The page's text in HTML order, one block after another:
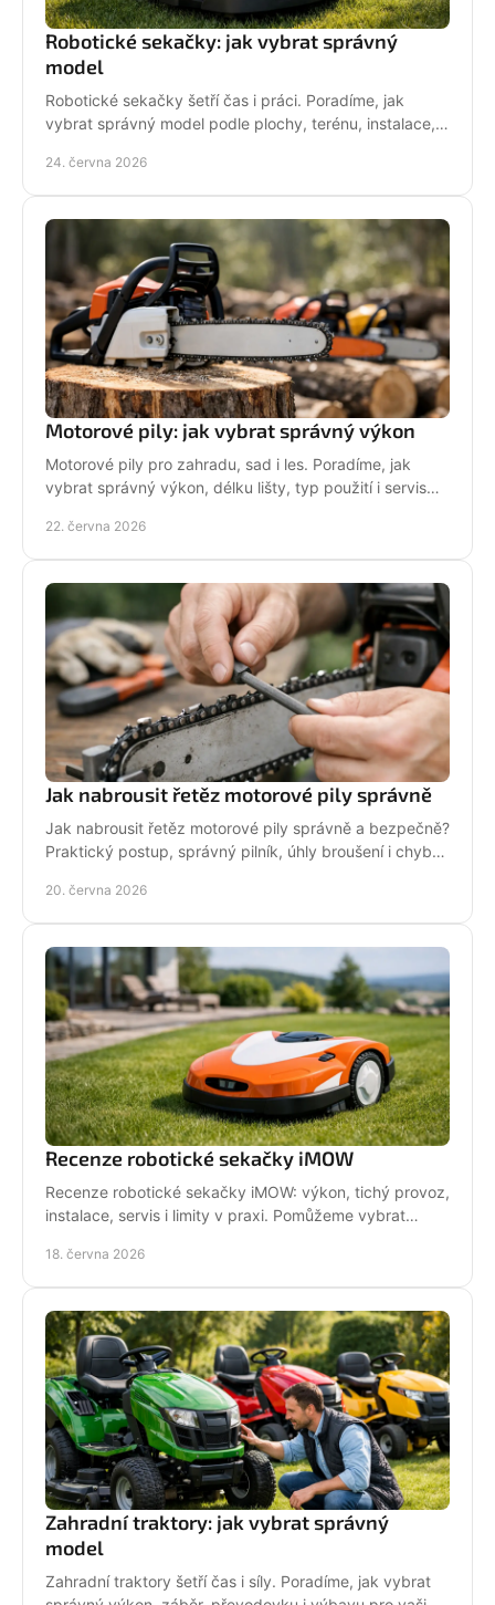
Robotické sekačky: jak vybrat správný
model
Robotické sekačky šetří čas i práci. Poradíme, jak
vybrat správný model podle plochy, terénu, instalace,
24. června 2026
Motorové pily: jak vybrat správný výkon
Motorové pily pro zahradu, sad i les. Poradíme, jak
vybrat správný výkon, délku lišty, typ použití i servis
22. června 2026
Jak nabrousit řetěz motorové pily správně
Jak nabrousit řetěz motorové pily správně a bezpečně?
Praktický postup, správný pilník, úhly broušení i chyby,
20. června 2026
Recenze robotické sekačky iMOW
Recenze robotické sekačky iMOW: výkon, tichý provoz,
instalace, servis i limity v praxi. Pomůžeme vybrat
18. června 2026
Zahradní traktory: jak vybrat správný
model
Zahradní traktory šetří čas i síly. Poradíme, jak vybrat